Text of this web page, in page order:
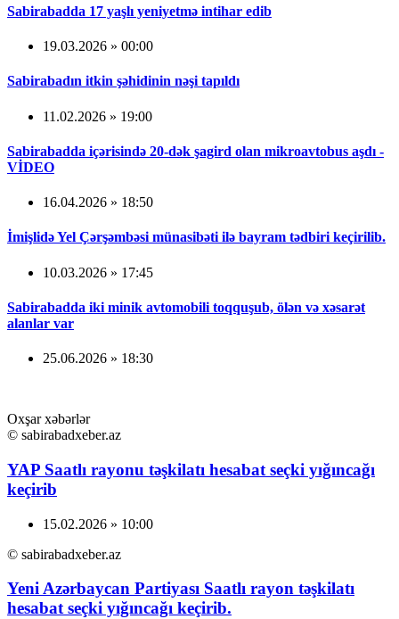
Sabirabadda 17 yaşlı yeniyetmə intihar edib
19.03.2026 » 00:00
Sabirabadın itkin şəhidinin nəşi tapıldı
11.02.2026 » 19:00
Sabirabadda içərisində 20-dək şagird olan mikroavtobus aşdı -
VİDEO
16.04.2026 » 18:50
İmişlidə Yel Çərşəmbəsi münasibəti ilə bayram tədbiri keçirilib.
10.03.2026 » 17:45
Sabirabadda iki minik avtomobili toqquşub, ölən və xəsarət
alanlar var
25.06.2026 » 18:30
Oxşar xəbərlər
© sabirabadxeber.az
YAP Saatlı rayonu təşkilatı hesabat seçki yığıncağı
keçirib
15.02.2026 » 10:00
© sabirabadxeber.az
Yeni Azərbaycan Partiyası Saatlı rayon təşkilatı
hesabat seçki yığıncağı keçirib.